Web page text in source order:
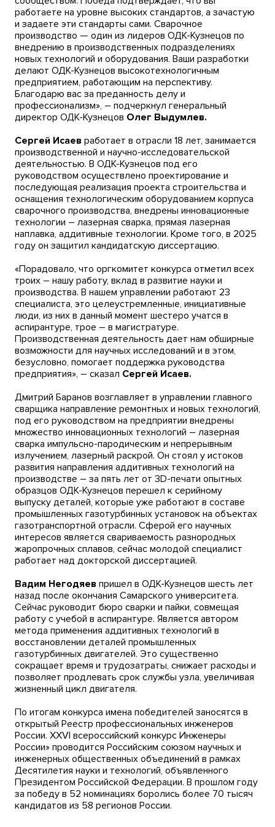
работаете на уровне высоких стандартов, а зачастую
и задаете эти стандарты сами. Сварочное
производство — один из лидеров ОДК-Кузнецов по
внедрению в производственных подразделениях
новых технологий и оборудования. Ваши разработки
делают ОДК-Кузнецов высокотехнологичным
предприятием, работающим на перспективу.
Благодарю вас за преданность делу и
профессионализм», – подчеркнул генеральный
директор ОДК-Кузнецов Олег Выдумлев.
Сергей Исаев работает в отрасли 18 лет, занимается
производственной и научно-исследовательской
деятельностью. В ОДК-Кузнецов под его
руководством осуществлено проектирование и
последующая реализация проекта строительства и
оснащения технологическим оборудованием корпуса
сварочного производства, внедрены инновационные
технологии – лазерная сварка, прямая лазерная
наплавка, аддитивные технологии. Кроме того, в 2025
году он защитил кандидатскую диссертацию.
«Порадовало, что оргкомитет конкурса отметил всех
троих – нашу работу, вклад в развитие науки и
производства. В нашем управлении работают 23
специалиста, это целеустремленные, инициативные
люди, из них в данный момент шестеро учатся в
аспирантуре, трое – в магистратуре.
Производственная деятельность дает нам обширные
возможности для научных исследований и в этом,
безусловно, помогает поддержка руководства
предприятия», – сказал Сергей Исаев.
Дмитрий Баранов возглавляет в управлении главного
сварщика направление ремонтных и новых технологий,
под его руководством на предприятии внедрены
множество инновационных технологий – лазерная
сварка импульсно-пародическим и непрерывным
излучением, лазерный раскрой. Он стоял у истоков
развития направления аддитивных технологий на
производстве – за пять лет от 3D-печати опытных
образцов ОДК-Кузнецов перешел к серийному
выпуску деталей, которые уже работают в составе
промышленных газотурбинных установок на объектах
газотранспортной отрасли. Сферой его научных
интересов является свариваемость разнородных
жаропрочных сплавов, сейчас молодой специалист
работает над докторской диссертацией.
Вадим Негодяев пришел в ОДК-Кузнецов шесть лет
назад после окончания Самарского университета.
Сейчас руководит бюро сварки и пайки, совмещая
работу с учебой в аспирантуре. Является автором
метода применения аддитивных технологий в
восстановлении деталей промышленных
газотурбинных двигателей. Это существенно
сокращает время и трудозатраты, снижает расходы и
позволяет продлевать срок службы узла, увеличивая
жизненный цикл двигателя.
По итогам конкурса имена победителей заносятся в
открытый Реестр профессиональных инженеров
России. XXVI всероссийский конкурс Инженеры
России» проводится Российским союзом научных и
инженерных общественных объединений в рамках
Десятилетия науки и технологий, объявленного
Президентом Российской Федерации. В прошлом году
за победу в 52 номинациях боролись более 70 тысяч
кандидатов из 58 регионов России.